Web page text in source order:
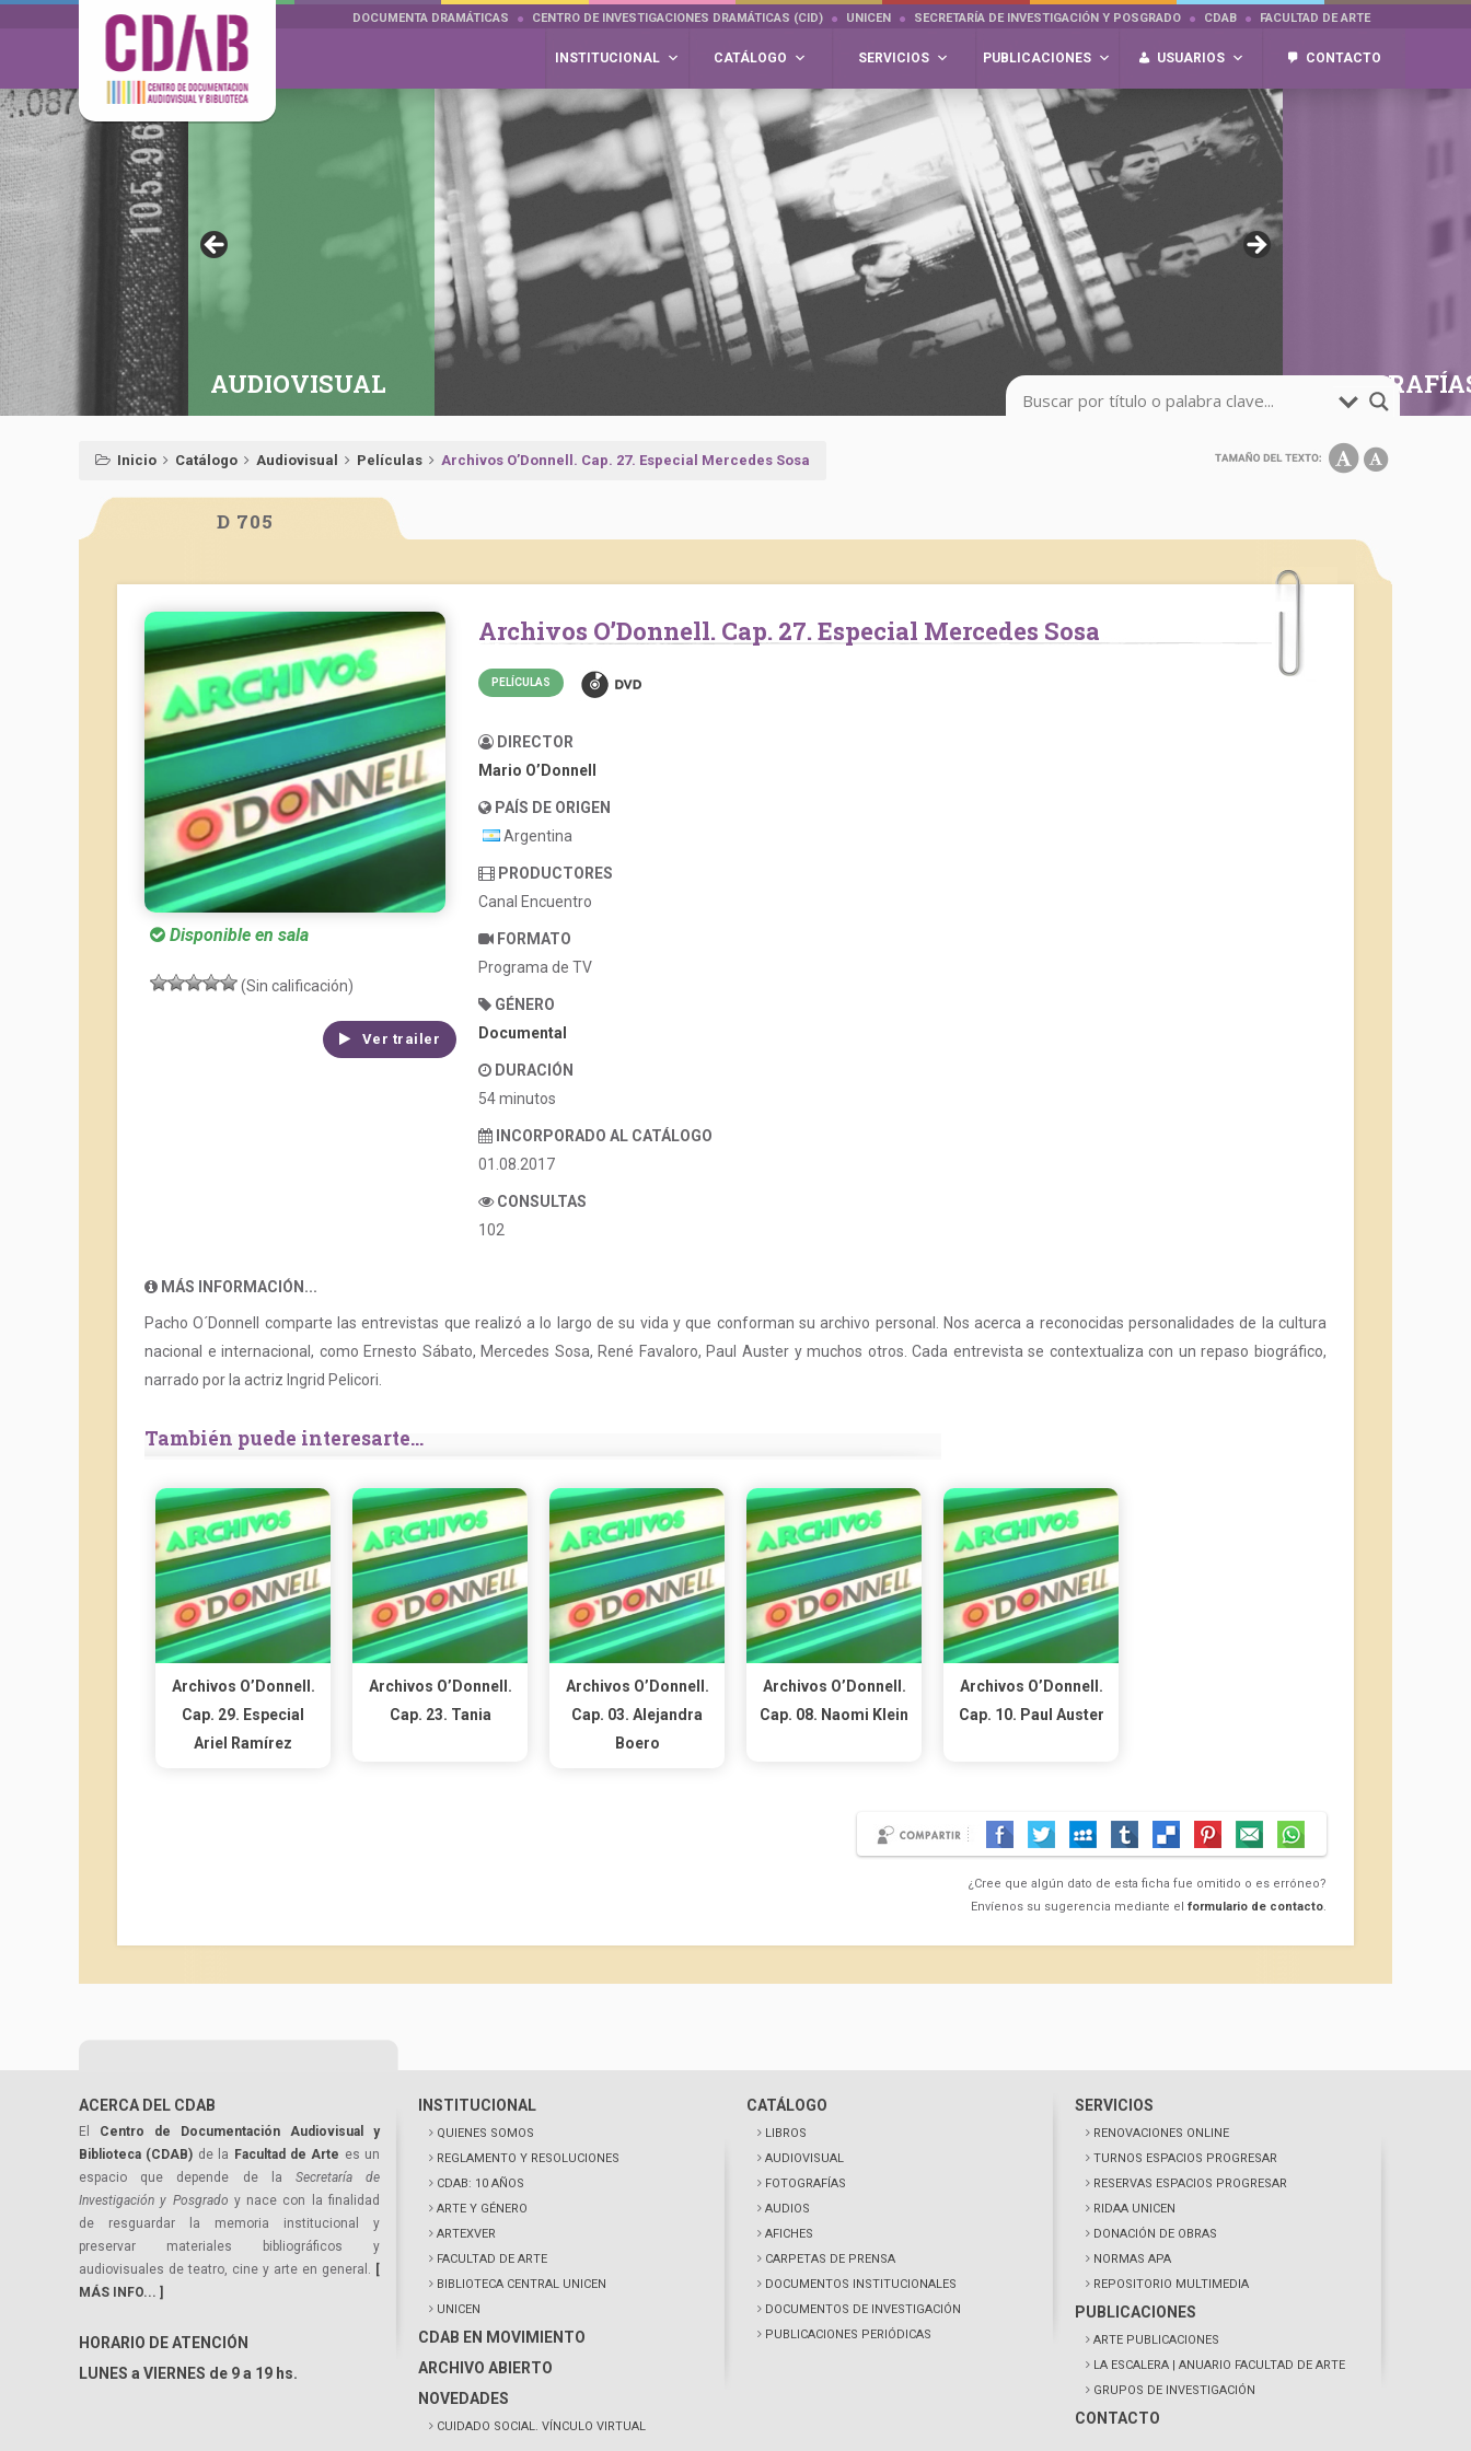
DOCUMENTA DRAMÁTICAS CENTRO DE INVESTIGACIONES DRAMÁTICAS (CID) UNICEN SECRETARÍA DE INVESTIGACIÓN Y POSGRADO CDAB FACULTAD DE ARTE
INSTITUCIONAL CATÁLOGO SERVICIOS PUBLICACIONES USUARIOS CONTACTO
AUDIOVISUAL
Inicio Catálogo Audiovisual Películas Archivos O’Donnell. Cap. 27. Especial Mercedes Sosa
D 705
Disponible en sala
(Sin calificación)
Ver trailer
Archivos O’Donnell. Cap. 27. Especial Mercedes Sosa
PELÍCULAS
DIRECTOR
Mario O’Donnell
PAÍS DE ORIGEN
Argentina
PRODUCTORES
Canal Encuentro
FORMATO
Programa de TV
GÉNERO
Documental
DURACIÓN
54 minutos
INCORPORADO AL CATÁLOGO
01.08.2017
CONSULTAS
102
MÁS INFORMACIÓN...
Pacho O´Donnell comparte las entrevistas que realizó a lo largo de su vida y que conforman su archivo personal. Nos acerca a reconocidas personalidades de la cultura
nacional e internacional, como Ernesto Sábato, Mercedes Sosa, René Favaloro, Paul Auster y muchos otros. Cada entrevista se contextualiza con un repaso biográfico,
narrado por la actriz Ingrid Pelicori.
También puede interesarte...
Archivos O’Donnell.
Cap. 29. Especial
Ariel Ramírez
Archivos O’Donnell.
Cap. 23. Tania
Archivos O’Donnell.
Cap. 03. Alejandra
Boero
Archivos O’Donnell.
Cap. 08. Naomi Klein
Archivos O’Donnell.
Cap. 10. Paul Auster
¿Cree que algún dato de esta ficha fue omitido o es erróneo?
Envíenos su sugerencia mediante el formulario de contacto.
ACERCA DEL CDAB
El Centro de Documentación Audiovisual y
Biblioteca (CDAB) de la Facultad de Arte es un
espacio que depende de la Secretaría de
Investigación y Posgrado y nace con la finalidad
de resguardar la memoria institucional y
preservar materiales bibliográficos y
audiovisuales de teatro, cine y arte en general. [
MÁS INFO... ]
HORARIO DE ATENCIÓN
LUNES a VIERNES de 9 a 19 hs.
INSTITUCIONAL
QUIENES SOMOS
REGLAMENTO Y RESOLUCIONES
CDAB: 10 AÑOS
ARTE Y GÉNERO
ARTEXVER
FACULTAD DE ARTE
BIBLIOTECA CENTRAL UNICEN
UNICEN
CDAB EN MOVIMIENTO
ARCHIVO ABIERTO
NOVEDADES
CUIDADO SOCIAL. VÍNCULO VIRTUAL
CATÁLOGO
LIBROS
AUDIOVISUAL
FOTOGRAFÍAS
AUDIOS
AFICHES
CARPETAS DE PRENSA
DOCUMENTOS INSTITUCIONALES
DOCUMENTOS DE INVESTIGACIÓN
PUBLICACIONES PERIÓDICAS
SERVICIOS
RENOVACIONES ONLINE
TURNOS ESPACIOS PROGRESAR
RESERVAS ESPACIOS PROGRESAR
RIDAA UNICEN
DONACIÓN DE OBRAS
NORMAS APA
REPOSITORIO MULTIMEDIA
PUBLICACIONES
ARTE PUBLICACIONES
LA ESCALERA | ANUARIO FACULTAD DE ARTE
GRUPOS DE INVESTIGACIÓN
CONTACTO